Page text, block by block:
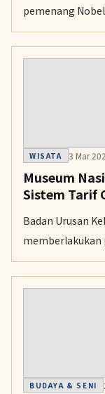
pemenang
bekas tempat
memberikan
WISATA 3 Mar
Museum
Sistem Tarif
Badan Urusan
memberlakukan
asing dan
menutupi biaya
BUDAYA & SENI